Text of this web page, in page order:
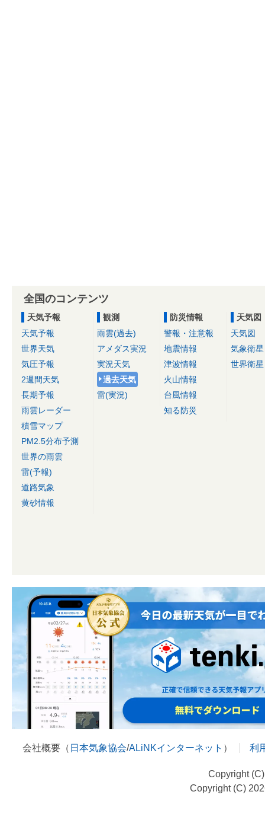
全国のコンテンツ
天気予報
天気予報
世界天気
気圧予報
2週間天気
長期予報
雨雲レーダー
積雪マップ
PM2.5分布予測
世界の雨雲
雷(予報)
道路気象
黄砂情報
観測
雨雲(過去)
アメダス実況
実況天気
過去天気
雷(実況)
防災情報
警報・注意報
地震情報
津波情報
火山情報
台風情報
知る防災
天気図
天気図
気象衛星
世界衛星
会社概要（ 日本気象協会/ALiNKインターネット ） 利
Copyright
Copyright (C)